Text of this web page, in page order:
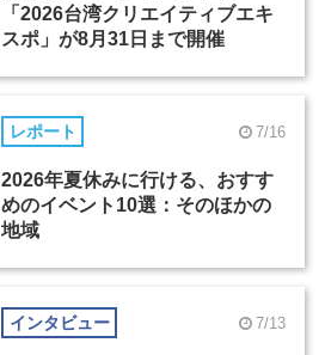
「2026台湾クリエイティブエキ
スポ」が8月31日まで開催
レポート 7/16
2026年夏休みに行ける、おすす
めのイベント10選：そのほかの
地域
インタビュー 7/13